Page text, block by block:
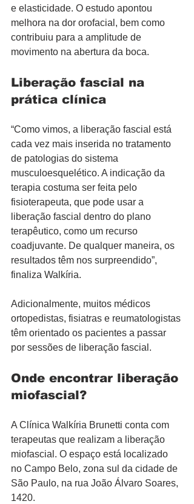
e elasticidade. O estudo apontou
melhora na dor orofacial, bem como
contribuiu para a amplitude de
movimento na abertura da boca.
Liberação fascial na
prática clínica
“Como vimos, a liberação fascial está
cada vez mais inserida no tratamento
de patologias do sistema
musculoesquelético. A indicação da
terapia costuma ser feita pelo
fisioterapeuta, que pode usar a
liberação fascial dentro do plano
terapêutico, como um recurso
coadjuvante. De qualquer maneira, os
resultados têm nos surpreendido”,
finaliza Walkíria.
Adicionalmente, muitos médicos
ortopedistas, fisiatras e reumatologistas
têm orientado os pacientes a passar
por sessões de liberação fascial.
Onde encontrar liberação
miofascial?
A Clínica Walkíria Brunetti conta com
terapeutas que realizam a liberação
miofascial. O espaço está localizado
no Campo Belo, zona sul da cidade de
São Paulo, na rua João Álvaro Soares,
1420.